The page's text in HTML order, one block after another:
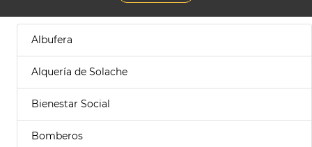
Albufera
Alquería de Solache
Bienestar Social
Bomberos